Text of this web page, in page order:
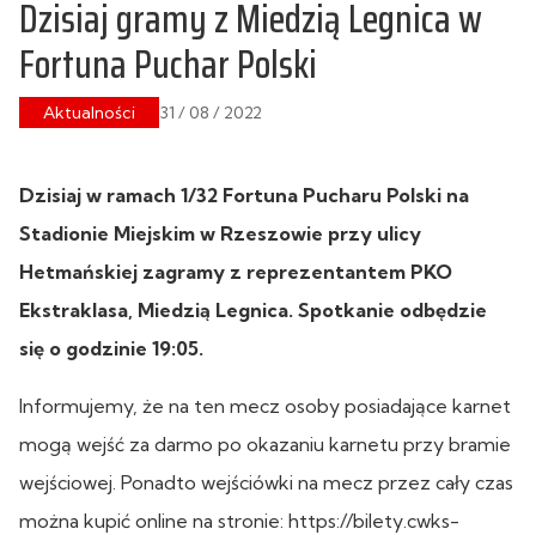
Dzisiaj gramy z Miedzią Legnica w
Fortuna Puchar Polski
Aktualności 31 / 08 / 2022
Dzisiaj w ramach 1/32 Fortuna Pucharu Polski na
Stadionie Miejskim w Rzeszowie przy ulicy
Hetmańskiej zagramy z reprezentantem PKO
Ekstraklasa, Miedzią Legnica. Spotkanie odbędzie
się o godzinie 19:05.
Informujemy, że na ten mecz osoby posiadające karnet
mogą wejść za darmo po okazaniu karnetu przy bramie
wejściowej. Ponadto wejściówki na mecz przez cały czas
można kupić online na stronie: https://bilety.cwks-